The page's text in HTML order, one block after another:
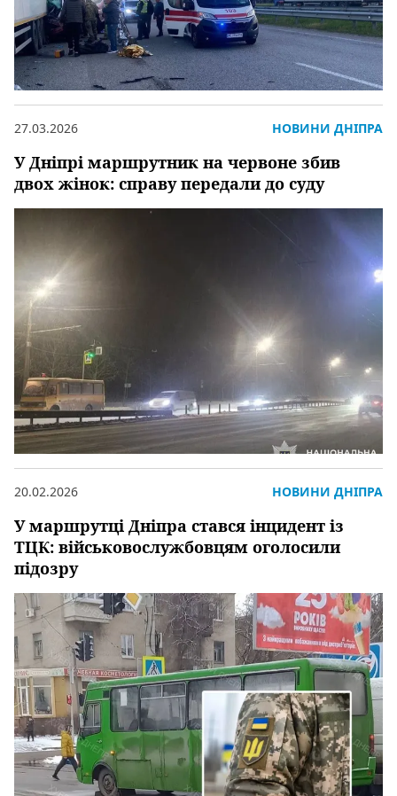
У Дніпрі маршрутник на червоне збив
двох жінок: справу передали до суду
27.03.2026 НОВИНИ ДНІПРА
У маршрутці Дніпра стався інцидент із
ТЦК: військовослужбовцям оголосили
підозру
20.02.2026 НОВИНИ ДНІПРА